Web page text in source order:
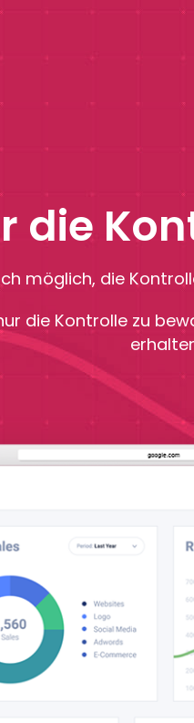
die
möglich, die
die Kontrolle zu